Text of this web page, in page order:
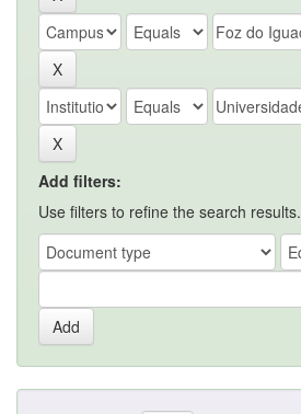
Add filters:
Use filters to refine the search results.